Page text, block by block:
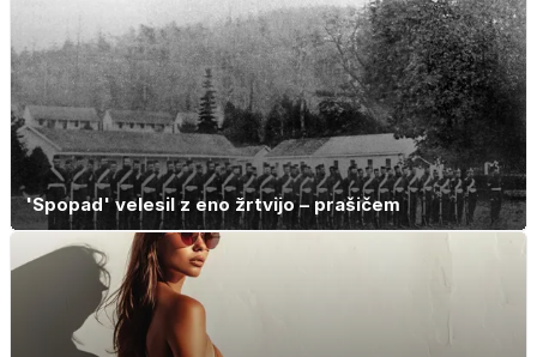
'Spopad' velesil z eno žrtvijo – prašičem